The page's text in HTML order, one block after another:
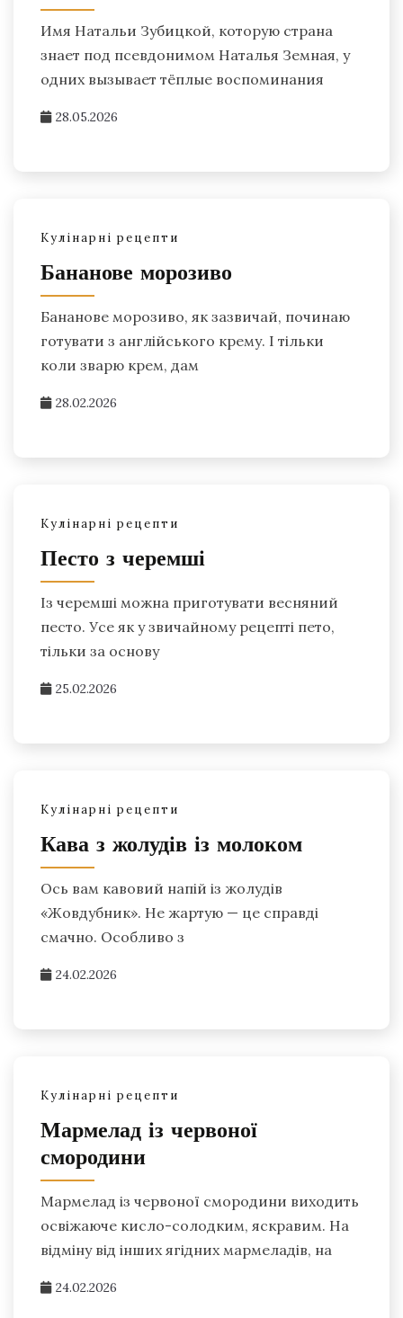
Имя Натальи Зубицкой, которую страна
знает под псевдонимом Наталья Земная, у
одних вызывает тёплые воспоминания
28.05.2026
Кулінарні рецепти
Бананове морозиво
Бананове морозиво, як зазвичай, починаю
готувати з англійського крему. І тільки
коли зварю крем, дам
28.02.2026
Кулінарні рецепти
Песто з черемші
Із черемші можна приготувати весняний
песто. Усе як у звичайному рецепті пето,
тільки за основу
25.02.2026
Кулінарні рецепти
Кава з жолудів із молоком
Ось вам кавовий напій із жолудів
«Жовдубник». Не жартую — це справді
смачно. Особливо з
24.02.2026
Кулінарні рецепти
Мармелад із червоної
смородини
Мармелад із червоної смородини виходить
освіжаюче кисло-солодким, яскравим. На
відміну від інших ягідних мармеладів, на
24.02.2026